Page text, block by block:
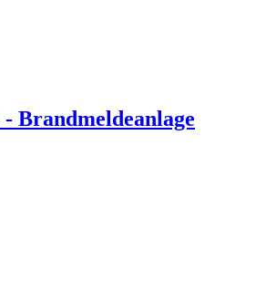
Brandmeldeanlage